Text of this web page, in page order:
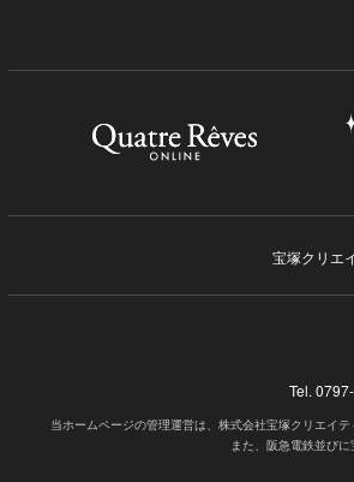
宝塚クリエ
Tel.
当ホームページの管理運営は、株式会社宝塚クリエイ
また、阪急電鉄並び